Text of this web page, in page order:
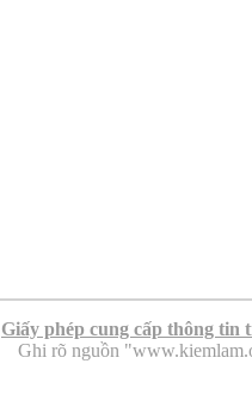
Giấy phép cung cấp thông tin
Ghi rõ nguồn